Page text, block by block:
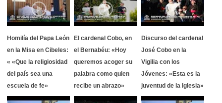
Homilía del Papa León
en la Misa en Cibeles:
« «Que la religiosidad
del país sea una
escuela de fe»
El cardenal Cobo, en
el Bernabéu: «Hoy
queremos acoger su
palabra como quien
recibe un abrazo»
Discurso del cardenal
José Cobo en la
Vigilia con los
Jóvenes: «Esta es la
juventud de la Iglesia»